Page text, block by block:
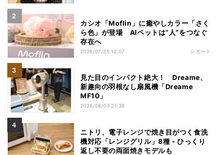
カシオ「Moflin」に癒やしカラー「さく
ら色」が登場 AIペットは“人”をつなぐ
存在へ
2026/07/25 12:07 レポート
見た目のインパクト絶大！ Dreame、
新趣向の羽根なし扇風機「Dreame
MF10」
2026/08/03 21:38
ニトリ、電子レンジで焼き目がつく食洗
機対応「レンジグリル」8種 - ひっくり
返し不要の両面焼きモデルも